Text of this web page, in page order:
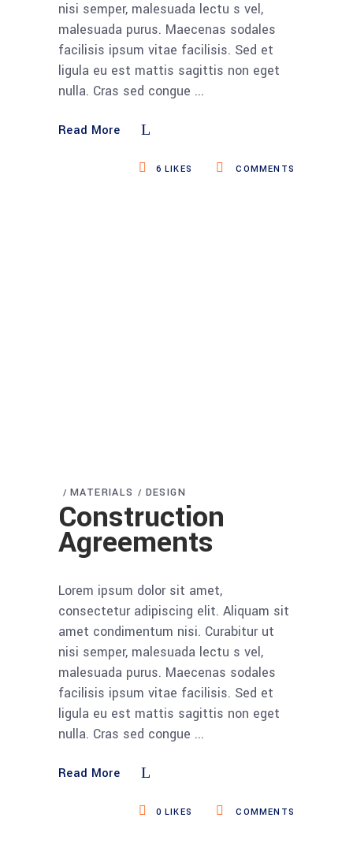
nisi semper, malesuada lectu s vel,
malesuada purus. Maecenas sodales
facilisis ipsum vitae facilisis. Sed et
ligula eu est mattis sagittis non eget
nulla. Cras sed congue
Read More
COMMENTS
6 LIKES
MATERIALS DESIGN
Construction
Agreements
Lorem ipsum dolor sit amet,
consectetur adipiscing elit. Aliquam sit
amet condimentum nisi. Curabitur ut
nisi semper, malesuada lectu s vel,
malesuada purus. Maecenas sodales
facilisis ipsum vitae facilisis. Sed et
ligula eu est mattis sagittis non eget
nulla. Cras sed congue
Read More
COMMENTS
0 LIKES